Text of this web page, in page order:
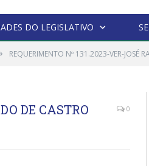
DO LEGISLATIVO
REQUERIMENTO Nº 131.2023-VER-JOSÉ
DE CASTRO
0